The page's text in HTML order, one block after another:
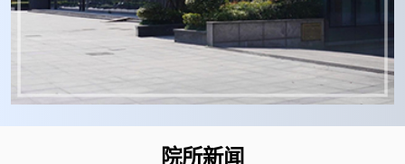
院所新闻